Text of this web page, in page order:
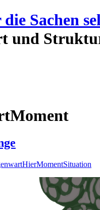
Sachen
und
Moment
HierMomentSituation